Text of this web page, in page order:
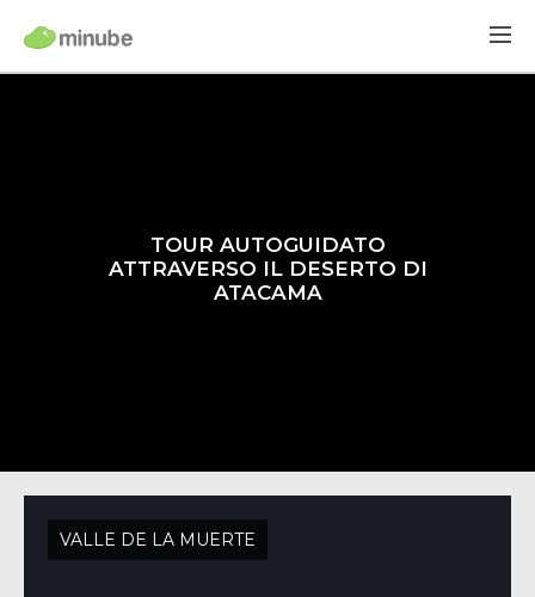
TOUR AUTOGUIDATO
ATTRAVERSO IL DESERTO DI
ATACAMA
VALLE DE LA MUERTE